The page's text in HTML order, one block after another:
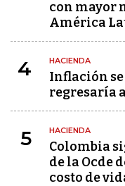
con mayor
América
4 HACIENDA
Inflación se
regresaría
5 HACIENDA
Colombia
de la Ocde
costo de